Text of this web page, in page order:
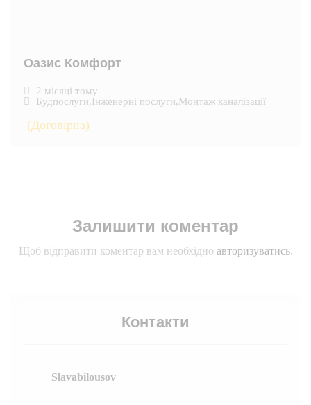
Оазис Комфорт
2 місяці тому
Будпослуги,Інженерні послуги,Монтаж каналізації
(Договірна)
Залишити коментар
Щоб відправити коментар вам необхідно авторизуватись.
Контакти
Slavabilousov